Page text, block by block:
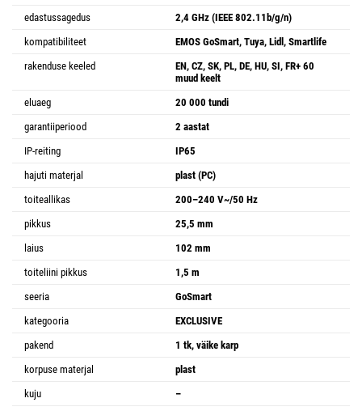
edastussagedus
2,4 GHz (IEEE 802.11b/g/n)
kompatibiliteet
EMOS GoSmart, Tuya, Lidl, Smartlife
rakenduse keeled
EN, CZ, SK, PL, DE, HU, SI, FR+ 60
muud keelt
eluaeg
20 000 tundi
garantiiperiood
2 aastat
IP-reiting
IP65
hajuti materjal
plast (PC)
toiteallikas
200–240 V~/50 Hz
pikkus
25,5 mm
laius
102 mm
toiteliini pikkus
1,5 m
seeria
GoSmart
kategooria
EXCLUSIVE
pakend
1 tk, väike karp
korpuse materjal
plast
kuju
–